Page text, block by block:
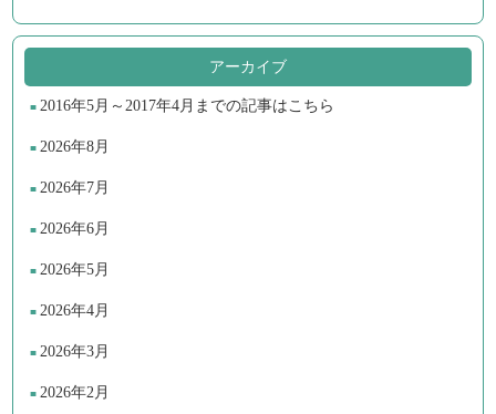
アーカイブ
2016年5月～2017年4月までの記事はこちら
2026年8月
2026年7月
2026年6月
2026年5月
2026年4月
2026年3月
2026年2月